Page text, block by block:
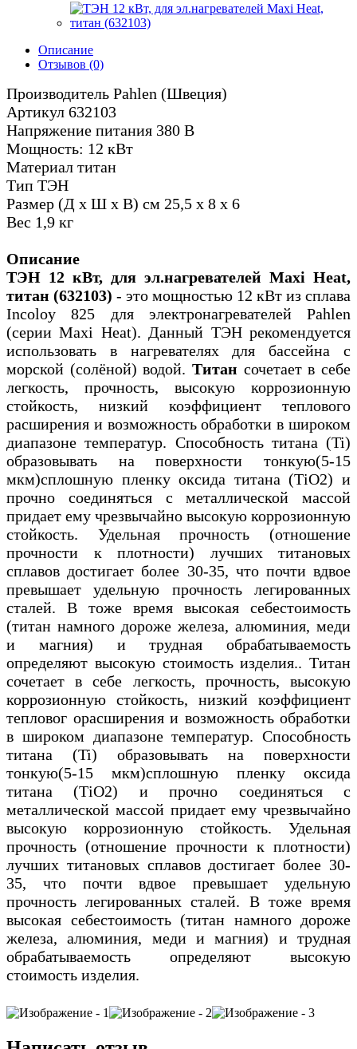
Описание
Отзывов (0)
Производитель Pahlen (Швеция)
Артикул 632103
Напряжение питания 380 В
Мощность: 12 кВт
Материал титан
Тип ТЭН
Размер (Д х Ш х В) см 25,5 х 8 х 6
Вес 1,9 кг
Описание
ТЭН 12 кВт, для эл.нагревателей Maxi Heat,
титан (632103) - это мощностью 12 кВт из сплава
Incoloy 825 для электронагревателей Pahlen
(серии Maxi Heat). Данный ТЭН рекомендуется
использовать в нагревателях для бассейна с
морской (солёной) водой. Титан сочетает в себе
легкость, прочность, высокую коррозионную
стойкость, низкий коэффициент теплового
расширения и возможность обработки в широком
диапазоне температур. Способность титана (Ti)
образовывать на поверхности тонкую(5-15
мкм)сплошную пленку оксида титана (ТiO2) и
прочно соединяться с металлической массой
придает ему чрезвычайно высокую коррозионную
стойкость. Удельная прочность (отношение
прочности к плотности) лучших титановых
сплавов достигает более 30-35, что почти вдвое
превышает удельную прочность легированных
сталей. В тоже время высокая себестоимость
(титан намного дороже железа, алюминия, меди
и магния) и трудная обрабатываемость
определяют высокую стоимость изделия.. Титан
сочетает в себе легкость, прочность, высокую
коррозионную стойкость, низкий коэффициент
тепловог орасширения и возможность обработки
в широком диапазоне температур. Способность
титана (Ti) образовывать на поверхности
тонкую(5-15 мкм)сплошную пленку оксида
титана (ТiO2) и прочно соединяться с
металлической массой придает ему чрезвычайно
высокую коррозионную стойкость. Удельная
прочность (отношение прочности к плотности)
лучших титановых сплавов достигает более 30-
35, что почти вдвое превышает удельную
прочность легированных сталей. В тоже время
высокая себестоимость (титан намного дороже
железа, алюминия, меди и магния) и трудная
обрабатываемость определяют высокую
стоимость изделия.